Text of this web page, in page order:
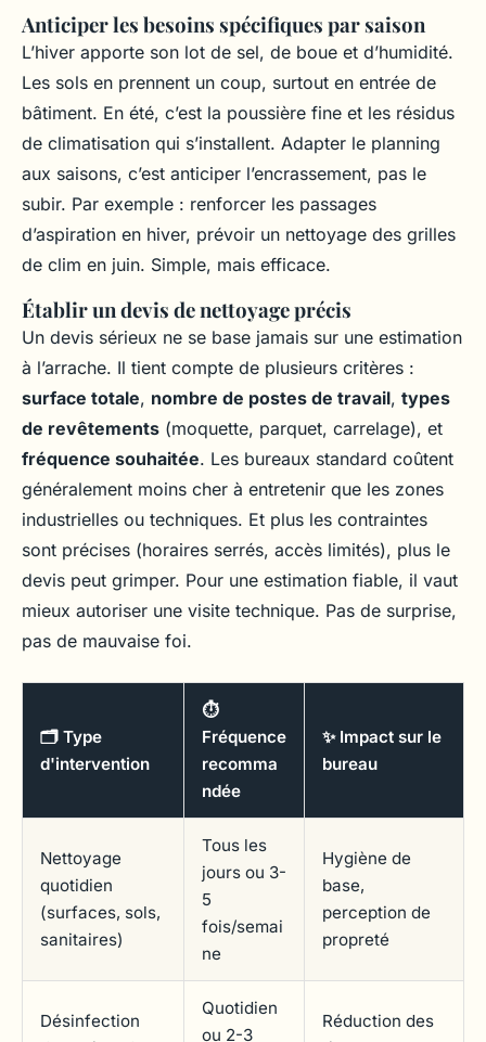
Anticiper les besoins spécifiques par saison
L’hiver apporte son lot de sel, de boue et d’humidité.
Les sols en prennent un coup, surtout en entrée de
bâtiment. En été, c’est la poussière fine et les résidus
de climatisation qui s’installent. Adapter le planning
aux saisons, c’est anticiper l’encrassement, pas le
subir. Par exemple : renforcer les passages
d’aspiration en hiver, prévoir un nettoyage des grilles
de clim en juin. Simple, mais efficace.
Établir un devis de nettoyage précis
Un devis sérieux ne se base jamais sur une estimation
à l’arrache. Il tient compte de plusieurs critères :
surface totale, nombre de postes de travail, types
de revêtements (moquette, parquet, carrelage), et
fréquence souhaitée. Les bureaux standard coûtent
généralement moins cher à entretenir que les zones
industrielles ou techniques. Et plus les contraintes
sont précises (horaires serrés, accès limités), plus le
devis peut grimper. Pour une estimation fiable, il vaut
mieux autoriser une visite technique. Pas de surprise,
pas de mauvaise foi.
🗂️ Type
d'intervention
⏱️
Fréquence
recomma
ndée
✨ Impact sur le
bureau
Nettoyage
quotidien
(surfaces, sols,
sanitaires)
Tous les
jours ou 3-
5
fois/semai
ne
Hygiène de
base,
perception de
propreté
Désinfection
Quotidien
ou 2-3
Réduction des